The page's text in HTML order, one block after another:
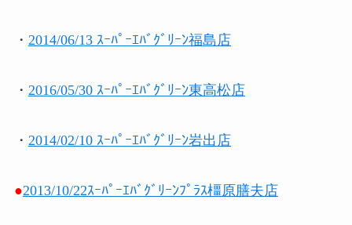
・ 2014/06/13 ｽｰﾊﾟｰｴﾊﾞｸﾞﾘｰﾝ福島店
・ 2016/05/30 ｽｰﾊﾟｰｴﾊﾞｸﾞﾘｰﾝ東高松店
・ 2014/02/10 ｽｰﾊﾟｰｴﾊﾞｸﾞﾘｰﾝ岩出店
●2013/10/22ｽｰﾊﾟｰｴﾊﾞｸﾞﾘｰﾝﾌﾟﾗｽ橿原膳夫店